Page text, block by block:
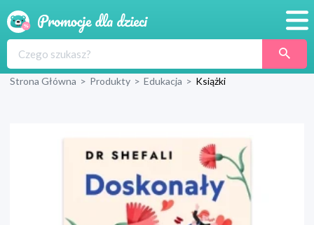
Produkty
Blog
Wyprawka
Strona Główna > Produkty > Edukacja > Książki